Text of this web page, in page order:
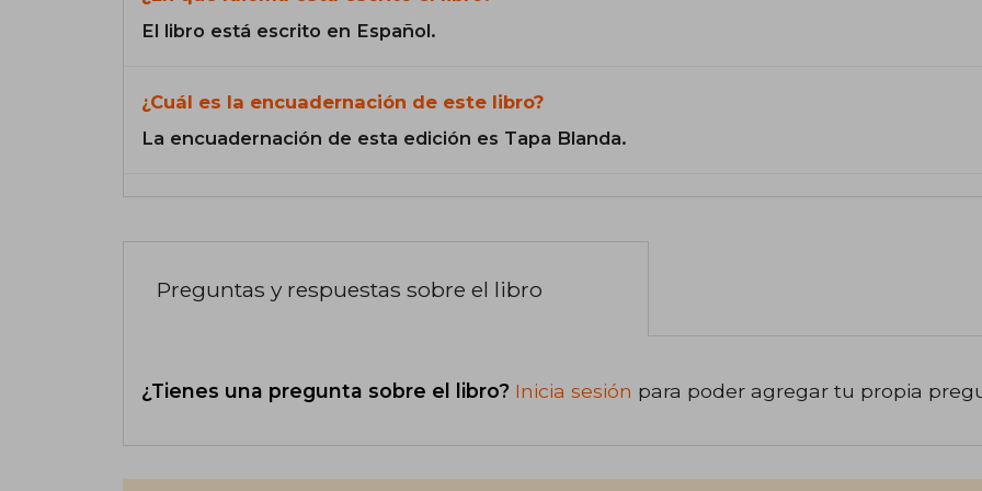
El libro está escrito en Español.
¿Cuál es la encuadernación de este libro?
La encuadernación de esta edición es Tapa Blanda.
Preguntas y respuestas sobre el libro
¿Tienes una pregunta sobre el libro? Inicia sesión para poder agregar tu propia